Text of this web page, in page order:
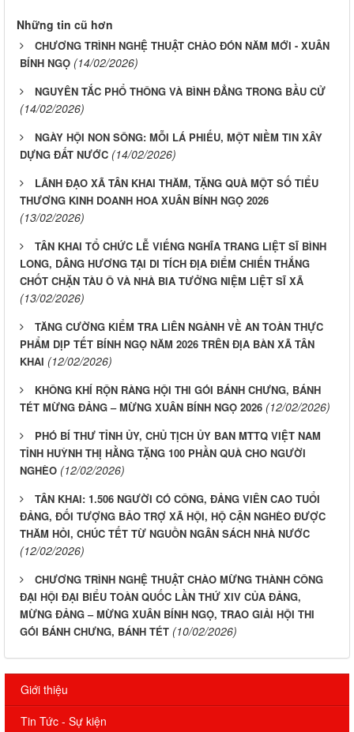
Những tin cũ hơn
CHƯƠNG TRÌNH NGHỆ THUẬT CHÀO ĐÓN NĂM MỚI - XUÂN
BÍNH NGỌ (14/02/2026)
NGUYÊN TẮC PHỔ THÔNG VÀ BÌNH ĐẲNG TRONG BẦU CỬ
(14/02/2026)
NGÀY HỘI NON SÔNG: MỖI LÁ PHIẾU, MỘT NIỀM TIN XÂY
DỰNG ĐẤT NƯỚC (14/02/2026)
LÃNH ĐẠO XÃ TÂN KHAI THĂM, TẶNG QUÀ MỘT SỐ TIỂU
THƯƠNG KINH DOANH HOA XUÂN BÍNH NGỌ 2026
(13/02/2026)
TÂN KHAI TỔ CHỨC LỄ VIẾNG NGHĨA TRANG LIỆT SĨ BÌNH
LONG, DÂNG HƯƠNG TẠI DI TÍCH ĐỊA ĐIỂM CHIẾN THẮNG
CHỐT CHẶN TÀU Ô VÀ NHÀ BIA TƯỞNG NIỆM LIỆT SĨ XÃ
(13/02/2026)
TĂNG CƯỜNG KIỂM TRA LIÊN NGÀNH VỀ AN TOÀN THỰC
PHẨM DỊP TẾT BÍNH NGỌ NĂM 2026 TRÊN ĐỊA BÀN XÃ TÂN
KHAI (12/02/2026)
KHÔNG KHÍ RỘN RÀNG HỘI THI GÓI BÁNH CHƯNG, BÁNH
TÉT MỪNG ĐẢNG – MỪNG XUÂN BÍNH NGỌ 2026 (12/02/2026)
PHÓ BÍ THƯ TỈNH ỦY, CHỦ TỊCH ỦY BAN MTTQ VIỆT NAM
TỈNH HUỲNH THỊ HẰNG TẶNG 100 PHẦN QUÀ CHO NGƯỜI
NGHÈO (12/02/2026)
TÂN KHAI: 1.506 NGƯỜI CÓ CÔNG, ĐẢNG VIÊN CAO TUỔI
ĐẢNG, ĐỐI TƯỢNG BẢO TRỢ XÃ HỘI, HỘ CẬN NGHÈO ĐƯỢC
THĂM HỎI, CHÚC TẾT TỪ NGUỒN NGÂN SÁCH NHÀ NƯỚC
(12/02/2026)
CHƯƠNG TRÌNH NGHỆ THUẬT CHÀO MỪNG THÀNH CÔNG
ĐẠI HỘI ĐẠI BIỂU TOÀN QUỐC LẦN THỨ XIV CỦA ĐẢNG,
MỪNG ĐẢNG – MỪNG XUÂN BÍNH NGỌ, TRAO GIẢI HỘI THI
GÓI BÁNH CHƯNG, BÁNH TÉT (10/02/2026)
Giới thiệu
Tin Tức - Sự kiện